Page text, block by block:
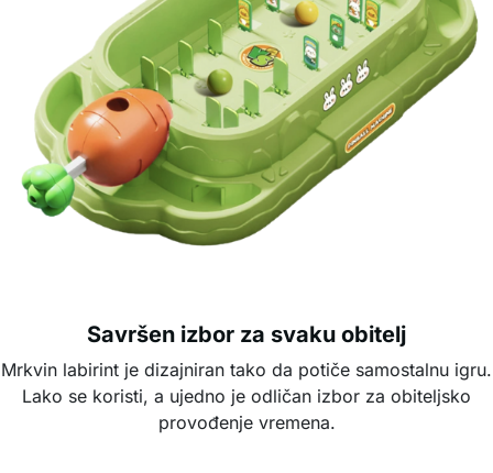
Savršen izbor za svaku obitelj
Mrkvin labirint je dizajniran tako da potiče samostalnu igru.
Lako se koristi, a ujedno je odličan izbor za obiteljsko
provođenje vremena.